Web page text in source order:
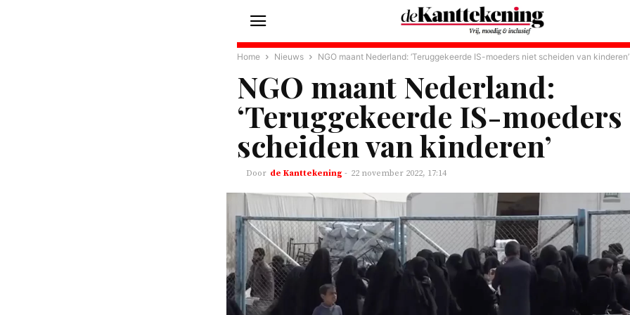
Home Nieuws NGO maant Nederland: ‘Teruggekeerde IS-moeders niet scheiden van kinderen’
NGO maant Nederland:
‘Teruggekeerde IS-
scheiden van kinderen’
de Kanttekening - 22 november 2022, 17:14